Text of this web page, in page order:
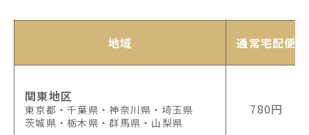
地域 通常宅配便
関東地区
東京都・千葉県・神奈川県・埼玉県
茨城県・栃木県・群馬県・山梨県
780円